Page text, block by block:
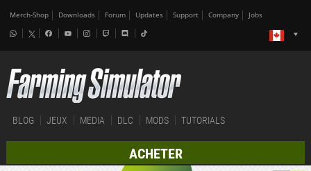
Merch-Shop Downloads Forum Updates Support Company Jobs
BLOG JEUX MEDIA DLC MODS TUTORIALS
ACHETER